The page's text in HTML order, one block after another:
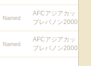
Named
AFCアジアカッ
プレバノン2000
Named
AFCアジアカッ
プレバノン2000